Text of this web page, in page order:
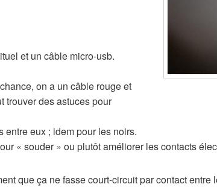
et un câble micro-usb.
on a un câble rouge et
trouver des astuces pour
eux ; idem pour les noirs.
« souder » ou plutôt améliorer les contacts
que ça ne fasse court-circuit par contact entre